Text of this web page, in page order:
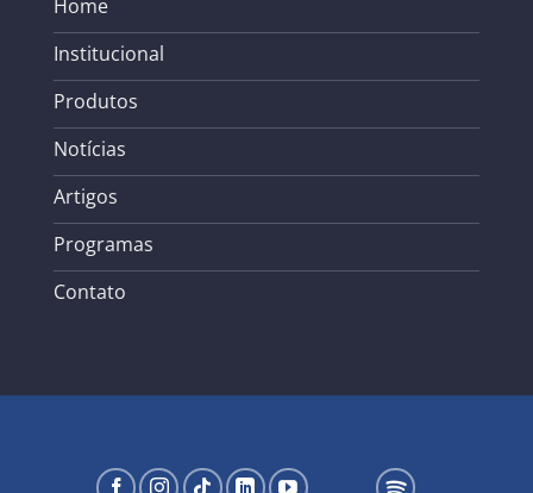
Home
Institucional
Produtos
Notícias
Artigos
Programas
Contato